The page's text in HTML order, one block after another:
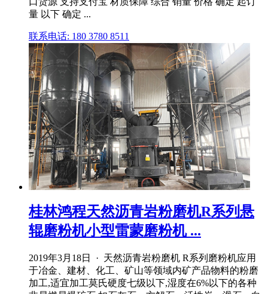
量 以下 确定 ...
联系电话: 180 3780 8511
桂林鸿程天然沥青岩粉磨机R系列悬
辊磨粉机小型雷蒙磨粉机 ...
2019年3月18日 · 天然沥青岩粉磨机 R系列磨粉机应用
于冶金、建材、化工、矿山等领域内矿产品物料的粉磨
加工,适宜加工莫氏硬度七级以下,湿度在6%以下的各种